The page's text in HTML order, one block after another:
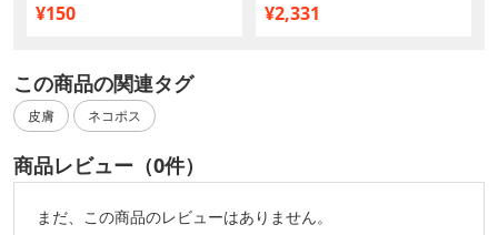
¥150 ¥2,331
この商品の関連タグ
皮膚 ネコポス
商品レビュー（0件）
まだ、この商品のレビューはありません。